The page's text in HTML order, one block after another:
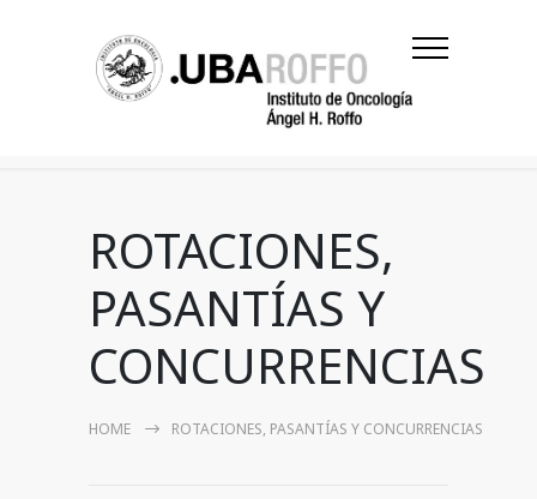
ROTACIONES,
PASANTÍAS Y
CONCURRENCIAS
HOME ROTACIONES, PASANTÍAS Y CONCURRENCIAS